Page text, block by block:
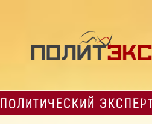
ПОЛИТИЧЕСКИЙ ЭКСПЕРТ